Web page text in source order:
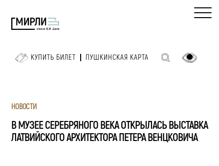
КУПИТЬ БИЛЕТ ПУШКИНСКАЯ КАРТА
НОВОСТИ
В МУЗЕЕ СЕРЕБРЯНОГО ВЕКА ОТКРЫЛАСЬ ВЫСТАВКА
ЛАТВИЙСКОГО АРХИТЕКТОРА ПЕТЕРА ВЕНЦКОВИЧА